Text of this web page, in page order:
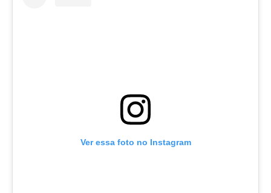
Ver essa foto no Instagram